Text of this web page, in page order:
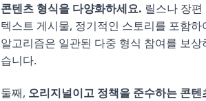
콘텐츠 형식을 다양화하세요. 릴스나 장
텍스트 게시물, 정기적인 스토리를 포함
알고리즘은 일관된 다중 형식 참여를 보
습니다.
둘째, 오리지널이고 정책을 준수하는 콘